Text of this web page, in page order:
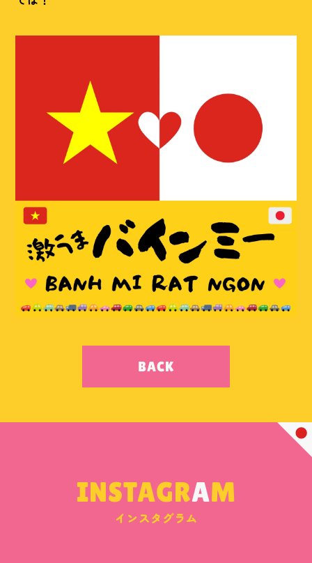
BACK
INSTAGRAM
インスタグラム